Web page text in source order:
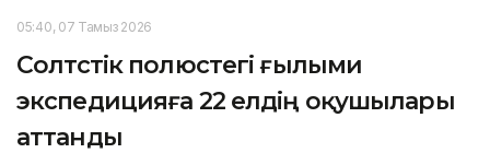
05:40, 07 Тамыз 2026
Солтүстік полюстегі ғылыми
экспедицияға 22 елдің оқушылары
аттанды